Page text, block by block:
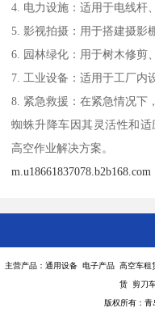
4. 电力设施：适用于电线杆
5. 影视拍摄：用于搭建摄影
6. 园林绿化：用于树木修剪
7. 工业设备：适用于工厂内
8. 紧急救援：在紧急情况下
蜘蛛升降车因其灵活性和
高空作业解决方案。
m.u18661837078.b2b168.com
主营产品：通用设备 电子产品 高空车
赁 剪刀
版权所有：青